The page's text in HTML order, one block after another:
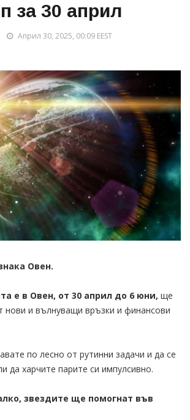
за 30 април
Април 30, 2025, 00:09 EEST
Овен.
е в Овен, от 30 април до 6 юни, ще
нови и вълнуващи връзки и финансови
по лесно от рутинни задачи и да се
да харчите парите си импулсивно.
звездите ще помогнат във